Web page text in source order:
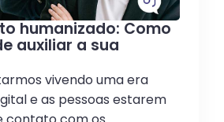
humanizado: Como
auxiliar a sua
vivendo uma era
e as pessoas estarem